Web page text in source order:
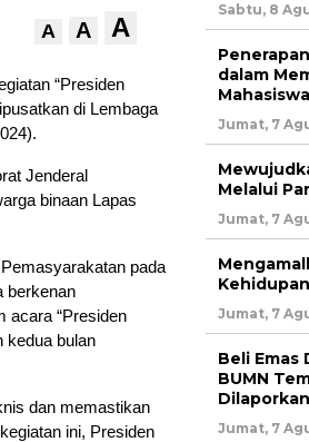
A A A
“Presiden
di Lembaga
Jenderal
binaan Lapas
pada
berkenan
acara “Presiden
kedua bulan
dan memastikan
ini, Presiden
Sabtu, 8
dalam
Mahasiswa
Jumat, 7
Melalui
Jumat, 7
Jumat, 7
Beli Emas
BUMN
Jumat, 7